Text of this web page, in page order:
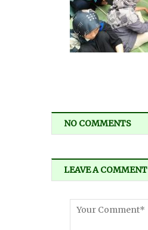
NO COMMENTS
LEAVE A COMMENT